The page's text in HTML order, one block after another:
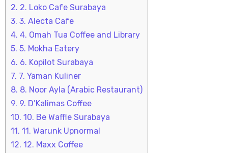
2. 2. Loko Cafe Surabaya
3. 3. Alecta Cafe
4. 4. Omah Tua Coffee and Library
5. 5. Mokha Eatery
6. 6. Kopilot Surabaya
7. 7. Yaman Kuliner
8. 8. Noor Ayla (Arabic Restaurant)
9. 9. D’Kalimas Coffee
10. 10. Be Waffle Surabaya
11. 11. Warunk Upnormal
12. 12. Maxx Coffee